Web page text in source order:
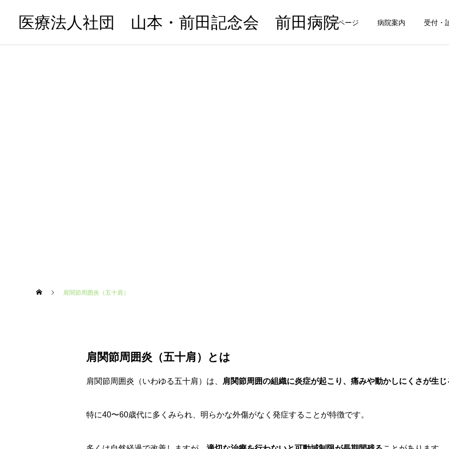
医療法人社団 山本・前田記念会 前田病院
トップページ 病院案内 受付・
肩関節周囲炎（五十肩）
肩関節周囲炎（五十肩）とは
肩関節周囲炎（いわゆる五十肩）は、 肩関節周囲の組織に炎症が起こり、痛みや動かしにくさが生じ
特に40〜60歳代に多くみられ、明らかな外傷がなく発症することが特徴です。